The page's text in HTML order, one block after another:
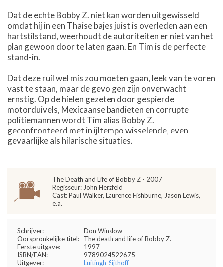
Dat de echte Bobby Z. niet kan worden uitgewisseld
omdat hij in een Thaise bajes juist is overleden aan een
hartstilstand, weerhoudt de autoriteiten er niet van het
plan gewoon door te laten gaan. En Tim is de perfecte
stand-in.
Dat deze ruil wel mis zou moeten gaan, leek van te voren
vast te staan, maar de gevolgen zijn onverwacht
ernstig. Op de hielen gezeten door gespierde
motorduivels, Mexicaanse bandieten en corrupte
politiemannen wordt Tim alias Bobby Z.
geconfronteerd met in ijltempo wisselende, even
gevaarlijke als hilarische situaties.
The Death and Life of Bobby Z - 2007
Regisseur: John Herzfeld
Cast: Paul Walker, Laurence Fishburne, Jason Lewis,
e.a.
Schrijver:
Don Winslow
Oorspronkelijke titel:
The death and life of Bobby Z.
Eerste uitgave:
1997
ISBN/EAN:
9789024522675
Uitgever:
Luitingh-Sijthoff